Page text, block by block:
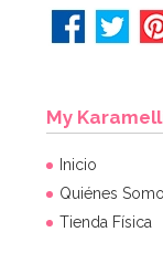
My
Inicio
Quiénes
Tienda Física